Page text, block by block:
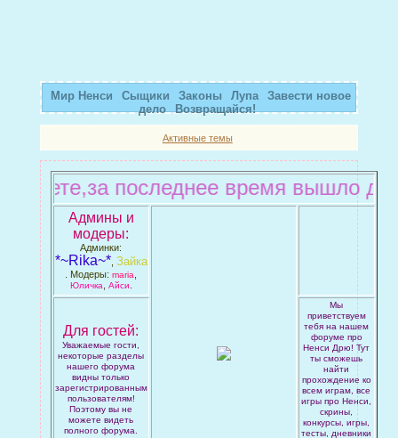
Мир Ненси Сыщики Законы Лупа
Завести новое
дело
Возвращайся!
Активные темы
последнее время вышло
Админы и
модеры:
Админки:
*~Rika~* Зайка
. Модеры:maria
Юличка Айси
Для гостей:
Уважаемые гости,
некоторые разделы
нашего форума
видны только
зарегистрированным
пользователям!
Поэтому вы не
можете видеть
полного форума.
Мы
приветствуем
тебя на нашем
форуме про
Ненси Дрю! Тут
ты сможешь
найти
прохождение ко
всем играм, все
игры про Ненси,
скрины,
конкурсы, игры,
тесты, дневники